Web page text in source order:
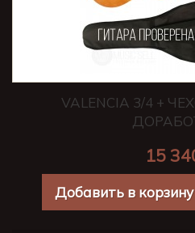
VALENCIA 3/4 +
15
Добавить в корзину